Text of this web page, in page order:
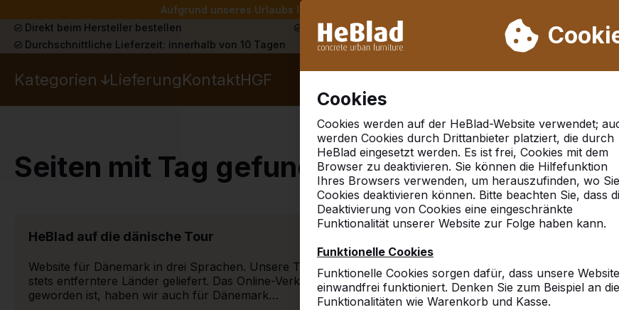
Aufgrund unseres Urlaubs liefern wir von Woche 31 bis Woche 33 nicht. Bitte
Cookies
Cookies werden auf der HeBlad-Website verwendet;
werden Cookies durch Drittanbieter platziert, die durch
HeBlad eingesetzt werden. Es ist frei, Cookies mit dem
Browser zu deaktivieren. Sie können die Hilfefunktion
Ihres Browsers verwenden, um herauszufinden, wo Sie
Cookies deaktivieren können. Bitte beachten Sie, dass
Deaktivierung von Cookies eine eingeschränkte
Funktionalität unserer Website zur Folge haben kann.
Funktionelle Cookies
Funktionelle Cookies sorgen dafür, dass unsere Website
einwandfrei funktioniert. Denken Sie zum Beispiel an die
Funktionalitäten wie Warenkorb und Kasse.
Direkt beim Hersteller bestellen Schon mehr als 30.000 Produkten verkauft
Durchschnittliche Lieferzeit: innerhalb von 10 Tagen
Kategorien LieferungKontaktHGF
Seiten mit Tag gefundenSchläger
HeBlad auf die dänische Tour
Website für Dänemark in drei Sprachen. Unsere Tischtennistische werden in
stets entferntere Länder geliefert. Das Online-Verkaufen sehr wichtig
geworden ist, haben wir auch für Dänemark…
Die Qualität von
Tischtennistischen
in die Beneluxländer
England geliefert.